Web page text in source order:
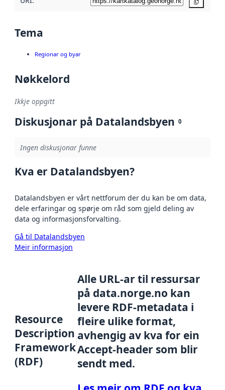
Tema
Regionar og byar
Nøkkelord
Ikkje oppgitt
Diskusjonar på Datalandsbyen 0
Ingen diskusjonar funne
Kva er Datalandsbyen?
Datalandsbyen er vårt nettforum der du kan be om data,
dele erfaringar og spørje om råd som gjeld deling av
data og informasjonsforvalting.
Gå til Datalandsbyen
Meir informasjon
Resource
Description
Framework
(RDF)
Alle URL-ar til ressursar
på data.norge.no kan
levere RDF-metadata i
fleire ulike format,
avhengig av kva for ein
Accept-header som blir
sendt med.